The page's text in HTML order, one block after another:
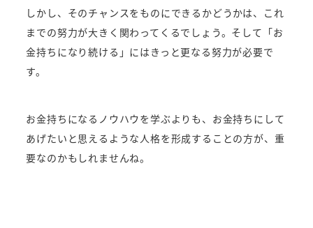
しかし、そのチャンスをものにできるかどうかは、これ
までの努力が大きく関わってくるでしょう。そして「お
金持ちになり続ける」にはきっと更なる努力が必要で
す。
お金持ちになるノウハウを学ぶよりも、お金持ちにして
あげたいと思えるような人格を形成することの方が、重
要なのかもしれませんね。